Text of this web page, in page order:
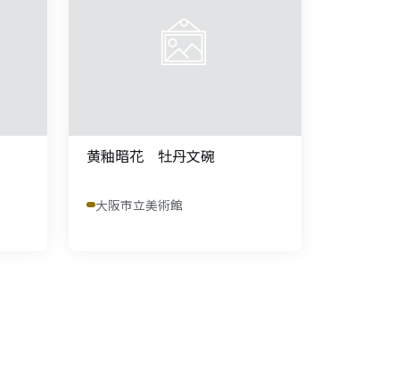
黄釉暗花 牡丹文碗
大阪市立美術館